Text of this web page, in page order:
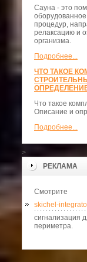
Сауна - это
процедур,
релаксацию и
организма.
Подробнее...
ЧТО ТАКОЕ
Что такое
Описание и
Подробнее...
>
РЕКЛАМА
Смотрите
skichel-
сигнализация
периметра.